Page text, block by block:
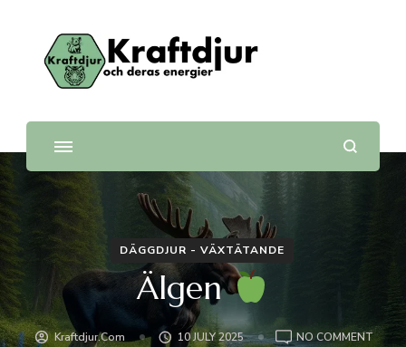
Kraftdjur
och deras energier
DÄGGDJUR - VÄXTÄTANDE
Älgen
Kraftdjur.com 10 JULY 2025 NO COMMENTON